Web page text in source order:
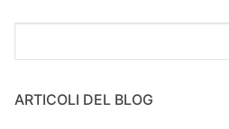
ARTICOLI DEL BLOG